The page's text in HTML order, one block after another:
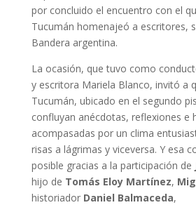
por concluido el encuentro con el
Tucumán homenajeó a escritores,
Bandera argentina.
La ocasión, que tuvo como
y escritora Mariela Blanco, invitó a
Tucumán, ubicado en el segundo
confluyan anécdotas, reflexiones e
acompasadas por un clima
risas a lágrimas y viceversa. Y esa
posible gracias a la participación de
hijo de Tomás Eloy Martínez,
historiador Daniel Balmaceda,